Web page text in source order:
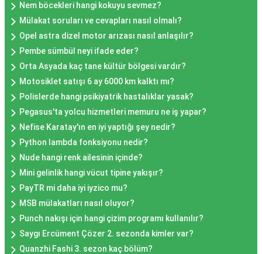
Nem böcekleri hangi kokuyu sevmez?
Mülakat soruları ve cevapları nasıl olmalı?
Opel astra dizel motor arızası nasıl anlaşılır?
Pembe sümbül neyi ifade eder?
Orta Asyada kaç tane kültür bölgesi vardır?
Motosiklet satışı 6 ay 6000 km kalktı mı?
Polislerde hangi psikiyatrik hastalıklar yasak?
Pegasus'ta yolcu hizmetleri memuru ne iş yapar?
Nefise Karatay'ın en iyi yaptığı şey nedir?
Python lambda fonksiyonu nedir?
Nude hangi renk ailesinin içinde?
Mini gelinlik hangi vücut tipine yakışır?
PayTR mi daha iyi iyzico mu?
MSB mülakatları nasıl oluyor?
Punch nakışı için hangi çizim programı kullanılır?
Saygı Ercüment Çözer 2. sezonda kimler var?
Quanzhi Fashi 3. sezon kaç bölüm?